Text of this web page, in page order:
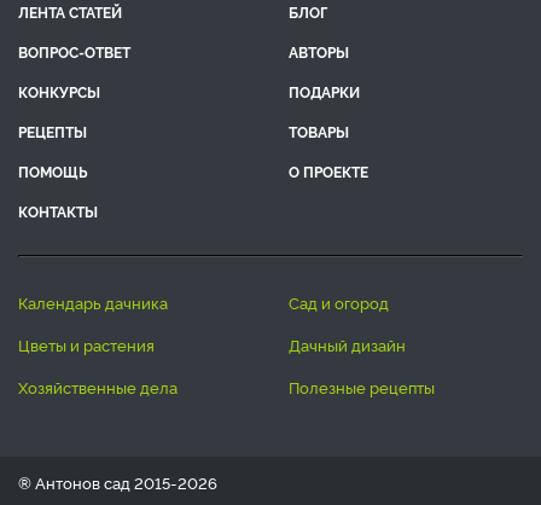
ЛЕНТА СТАТЕЙ
БЛОГ
ВОПРОС-ОТВЕТ
АВТОРЫ
КОНКУРСЫ
ПОДАРКИ
РЕЦЕПТЫ
ТОВАРЫ
ПОМОЩЬ
О ПРОЕКТЕ
КОНТАКТЫ
календарь дачника
сад и огород
цветы и растения
дачный дизайн
хозяйственные дела
полезные рецепты
® Антонов сад 2015-2026